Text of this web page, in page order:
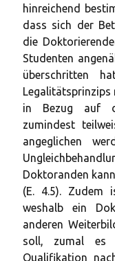
hinreichend
dass sich der
die
Studenten
überschritten
Legalitätsprinzips
in Bezug auf
zumindest
angeglichen
Doktoranden
(E. 4.5). Zudem
weshalb ein
anderen
soll, zumal es
Qualifikation